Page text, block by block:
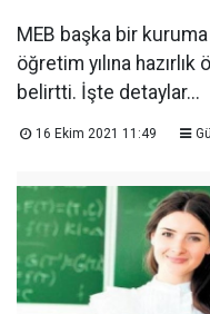
MEB başka bir
öğretim yılına
belirtti. İşte detaylar...
16 Ekim 2021 11:49